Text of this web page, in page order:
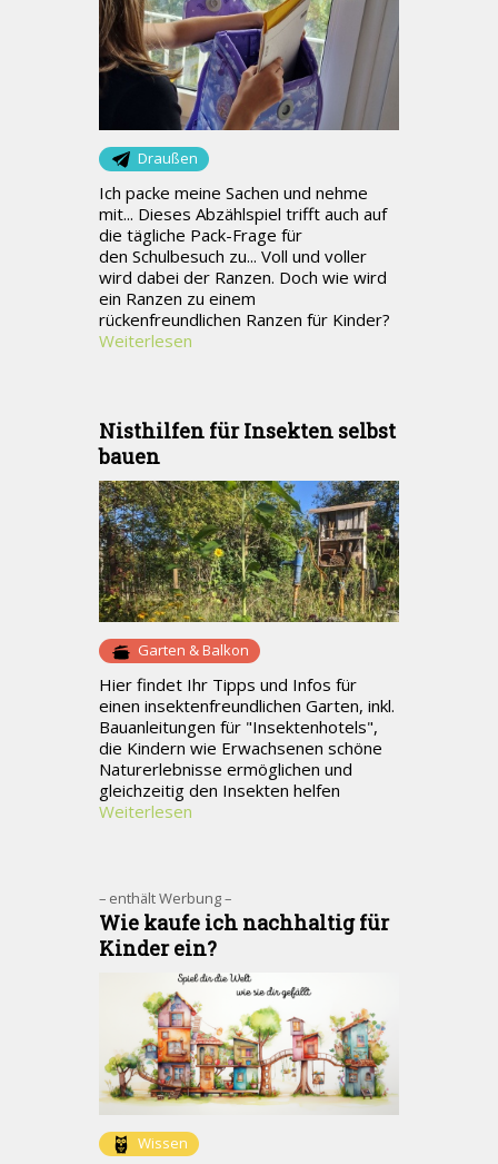
Draußen
Ich packe meine Sachen und nehme
mit... Dieses Abzählspiel trifft auch auf
die tägliche Pack-Frage für
den Schulbesuch zu... Voll und voller
wird dabei der Ranzen. Doch wie wird
ein Ranzen zu einem
rückenfreundlichen Ranzen für Kinder?
Weiterlesen
Nisthilfen für Insekten selbst
bauen
Garten & Balkon
Hier findet Ihr Tipps und Infos für
einen insektenfreundlichen Garten, inkl.
Bauanleitungen für "Insektenhotels",
die Kindern wie Erwachsenen schöne
Naturerlebnisse ermöglichen und
gleichzeitig den Insekten helfen
Weiterlesen
– enthält Werbung –
Wie kaufe ich nachhaltig für
Kinder ein?
Wissen